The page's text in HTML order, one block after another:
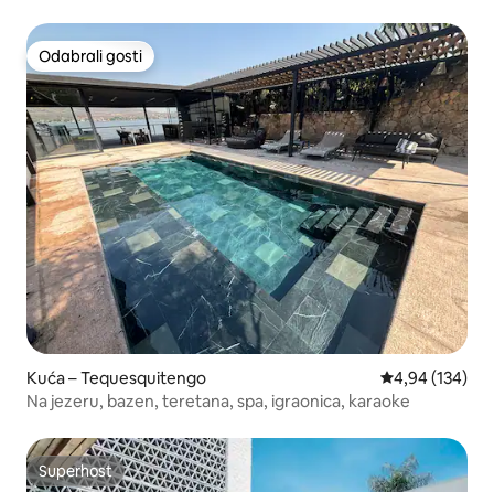
Odabrali gosti
Odabrali gosti
Kuća – Tequesquitengo Prosječna
4,94 (134)
Na jezeru, bazen, teretana, spa, igraonica, karaoke
Superhost
Superhost